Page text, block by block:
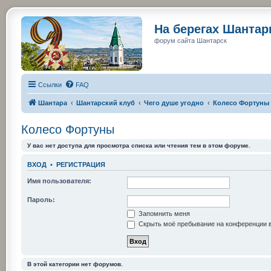
На берегах
форум сайта Шантарск
Ссылки FAQ
Шантара Шантарский клуб Чего душе угодно Колесо Фортуны
Колесо Фортуны
У вас нет доступа для просмотра списка или чтения тем в этом форуме.
ВХОД • РЕГИСТРАЦИЯ
Имя пользователя:
Пароль:
Запомнить меня
Скрыть моё пребывание на конференции
В этой категории нет форумов.